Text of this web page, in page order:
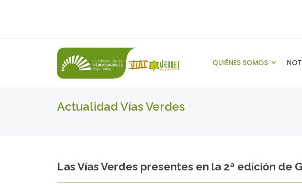
QUIÉNES SOMOS
Actualidad Vías Verdes
Las Vías Verdes presentes en la 2ª edición de